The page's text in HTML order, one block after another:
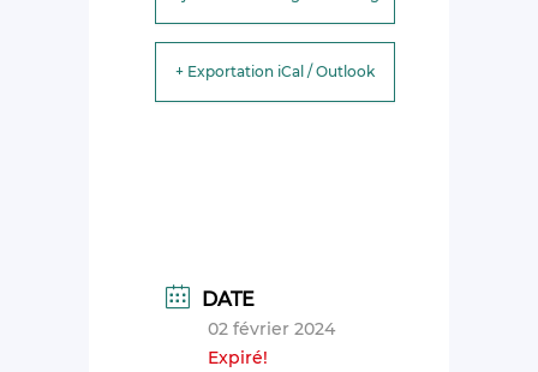
+ Exportation iCal / Outlook
DATE
02 février 2024
Expiré!